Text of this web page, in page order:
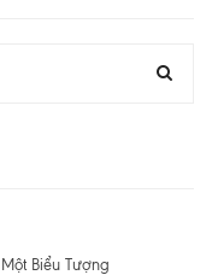
Biểu Tượng